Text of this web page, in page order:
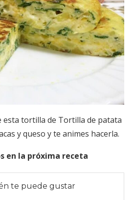
esta tortilla de Tortilla de patata
y queso y te animes hacerla.
en la próxima receta
te puede gustar